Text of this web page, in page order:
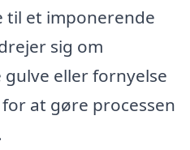
til et imponerende
sig om
eller fornyelse
at gøre processen